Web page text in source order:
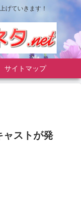
げていきます！
サイトマップ
ャストが発